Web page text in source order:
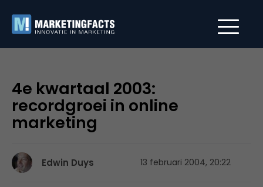
4e kwartaal 2003:
recordgroei in online
marketing
Edwin Duys 13 februari 2004, 20:22